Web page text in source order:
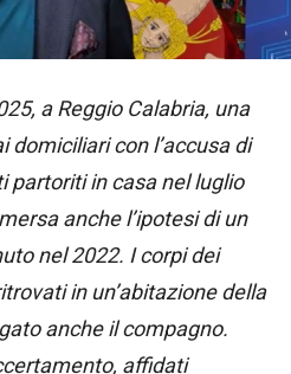
a Reggio Calabria, una
domiciliari con l’accusa di
partoriti in casa nel luglio
anche l’ipotesi di un
nel 2022. I corpi dei
in un’abitazione della
anche il compagno.
affidati